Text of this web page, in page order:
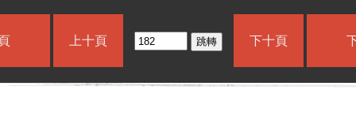
上十頁 下十頁